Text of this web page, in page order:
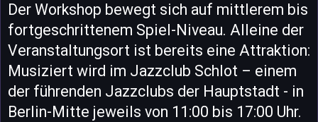
Der Workshop bewegt sich auf mittlerem bis
fortgeschrittenem Spiel-Niveau. Alleine der
Veranstaltungsort ist bereits eine Attraktion:
Musiziert wird im Jazzclub Schlot – einem
der führenden Jazzclubs der Hauptstadt - in
Berlin-Mitte jeweils von 11:00 bis 17:00 Uhr.